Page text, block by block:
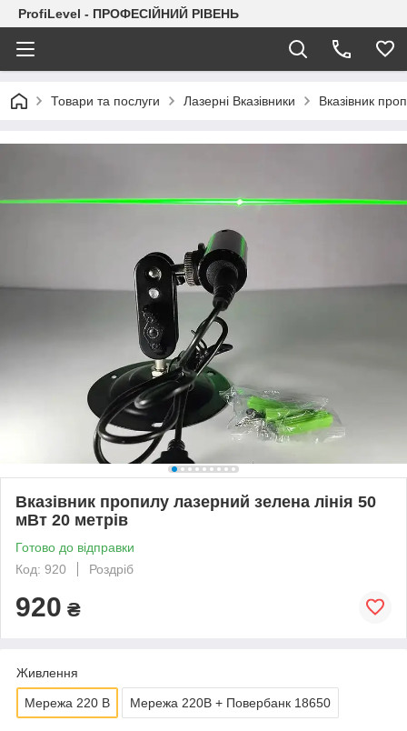
ProfiLevel - ПРОФЕСІЙНИЙ РІВЕНЬ
Товари та послуги Лазерні Вказівники Вказівник
Вказівник пропилу лазерний зелена лінія 50
мВт 20 метрів
Готово до відправки
Код: 920
Роздріб
920 ₴
Живлення
Мережа 220 В Мережа 220В + Повербанк 18650